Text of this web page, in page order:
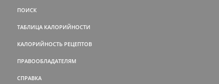
ПОИСК
ТАБЛИЦА КАЛОРИЙНОСТИ
КАЛОРИЙНОСТЬ РЕЦЕПТОВ
ПРАВООБЛАДАТЕЛЯМ
СПРАВКА